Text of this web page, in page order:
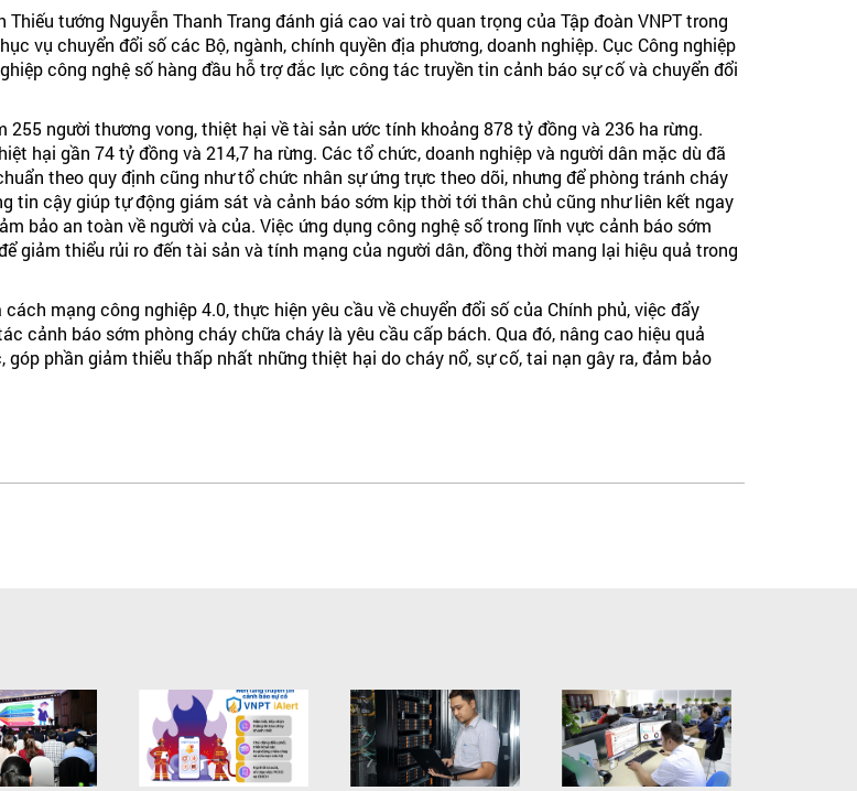
tướng Nguyễn Thanh Trang đánh giá cao vai trò quan trọng của Tập đoàn VNPT trong
vụ chuyển đổi số các Bộ, ngành, chính quyền địa phương, doanh nghiệp. Cục Công nghiệp
công nghệ số hàng đầu hỗ trợ đắc lực công tác truyền tin cảnh báo sự cố và chuyển đổi
người thương vong, thiệt hại về tài sản ước tính khoảng 878 tỷ đồng và 236 ha rừng.
hại gần 74 tỷ đồng và 214,7 ha rừng. Các tổ chức, doanh nghiệp và người dân mặc dù đã
theo quy định cũng như tổ chức nhân sự ứng trực theo dõi, nhưng để phòng tránh cháy
tin cậy giúp tự động giám sát và cảnh báo sớm kịp thời tới thân chủ cũng như liên kết ngay
bảo an toàn về người và của. Việc ứng dụng công nghệ số trong lĩnh vực cảnh báo sớm
giảm thiểu rủi ro đến tài sản và tính mạng của người dân, đồng thời mang lại hiệu quả trong
mạng công nghiệp 4.0, thực hiện yêu cầu về chuyển đổi số của Chính phủ, việc đẩy
cảnh báo sớm phòng cháy chữa cháy là yêu cầu cấp bách. Qua đó, nâng cao hiệu quả
phần giảm thiểu thấp nhất những thiệt hại do cháy nổ, sự cố, tai nạn gây ra, đảm bảo